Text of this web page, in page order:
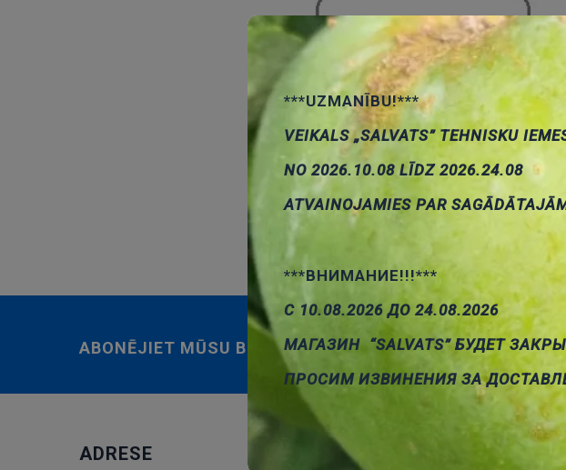
Taustiņslēdži ar fiksāciju IP65
ABONĒJIET MŪSU BIĻETENU
ADRESE JAUNĀKĀS ZIŅAS
***UZMANĪBU!***
VEIKALS „SALVATS” TEHNISKU
NO 2026.10.08 LĪDZ 2026.24.08
ATVAINOJAMIES PAR
***ВНИМАНИЕ!!!***
С 10.08.2026 ДО 24.08.2026
МАГАЗИН “SALVATS” БУДЕТ
ПРОСИМ ИЗВИНЕНИЯ ЗА